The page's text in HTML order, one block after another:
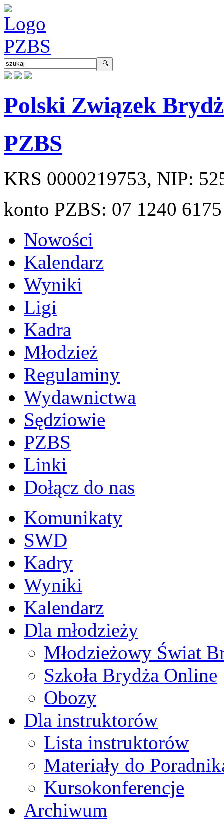
Polski Związek
PZBS
KRS 0000219753, NIP:
konto PZBS: 07 1240
Nowości
Kalendarz
Wyniki
Ligi
Kadra
Młodzież
Regulaminy
Wydawnictwa
Sędziowie
PZBS
Linki
Dołącz do nas
Komunikaty
SWD
Kadry
Wyniki
Kalendarz
Dla młodzieży
Młodzieżowy Świat
Szkoła Brydża Online
Obozy
Dla instruktorów
Lista instruktorów
Materiały do
Kursokonferencje
Archiwum